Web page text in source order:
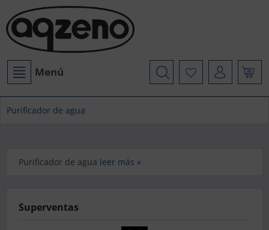
Menú
Purificador de agua
Purificador de agua leer más »
Superventas